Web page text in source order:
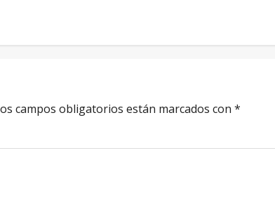
campos obligatorios están marcados con *